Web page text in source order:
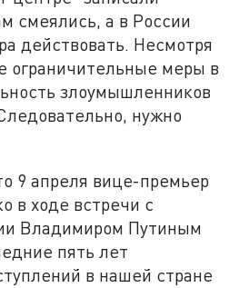
смеялись, а в России
действовать. Несмотря
ограничительные меры в
злоумышленников
нужно
9 апреля вице-премьер
в ходе встречи с
Владимиром Путиным
пять лет
в нашей стране